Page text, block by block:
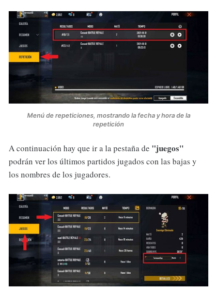
Menú de repeticiones, mostrando la fecha y hora de la
repetición
A continuación hay que ir a la pestaña de "juegos"
podrán ver los últimos partidos jugados con las bajas y
los nombres de los jugadores.